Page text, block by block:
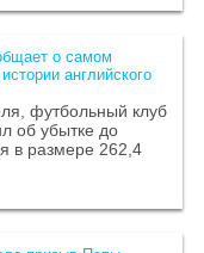
о самом
английского
футбольный клуб
об убытке до
в размере 262,4